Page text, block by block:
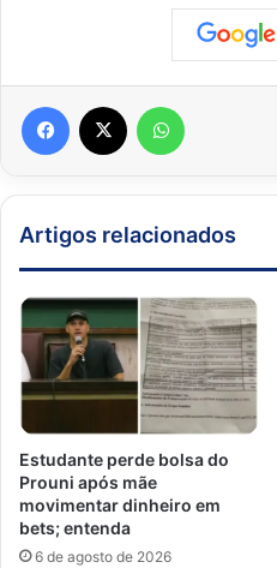
Artigos relacionados
Estudante perde bolsa do
Prouni após mãe
movimentar dinheiro em
bets; entenda
6 de agosto de 2026